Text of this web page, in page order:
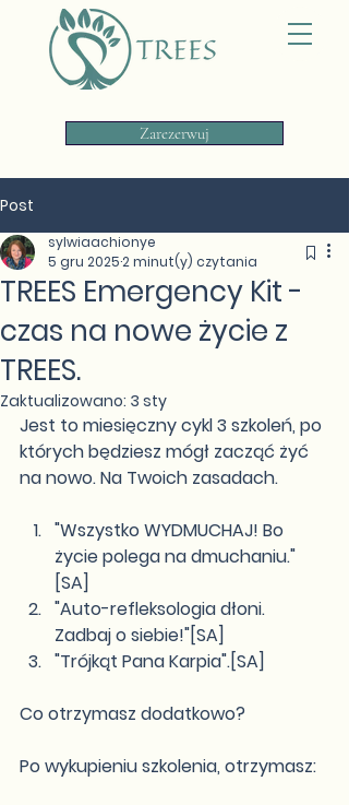
Zarezerwuj
Post
TREES Emergency Kit -
czas na nowe życie z
TREES.
sylwiaachionye
5 gru 20252 minut(y) czytania
Zaktualizowano: 3 sty
Jest to miesięczny cykl 3 szkoleń, po
których będziesz mógł zacząć żyć
na nowo. Na Twoich zasadach.
"Wszystko WYDMUCHAJ! Bo
życie polega na dmuchaniu."
[SA]
"Auto-refleksologia dłoni.
Zadbaj o siebie!"[SA]
"Trójkąt Pana Karpia".[SA]
Co otrzymasz dodatkowo?
Po wykupieniu szkolenia, otrzymasz: